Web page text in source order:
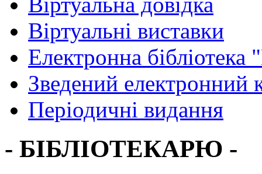
Віртуальні виставки
Електронна
Зведений електронний
Періодичні видання
- БІБЛІОТЕКАРЮ -